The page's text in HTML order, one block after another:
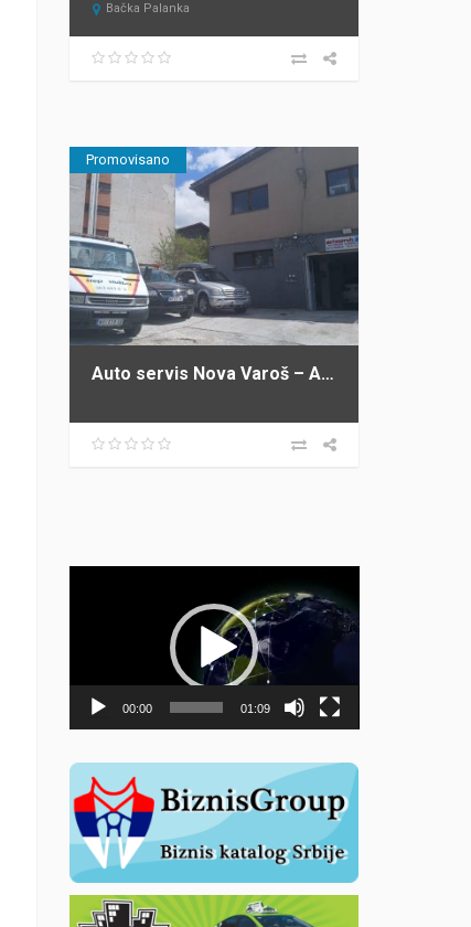
Bačka Palanka
Promovisano
Auto servis Nova Varoš – Auto servis IKA
00:00 01:09